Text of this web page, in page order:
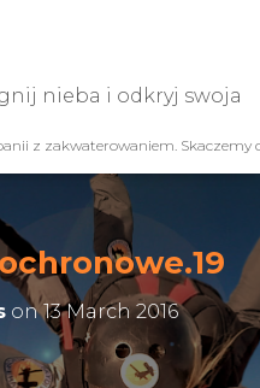
nieba i odkryj swoja
z zakwaterowaniem. Skaczemy
on13 March 2016